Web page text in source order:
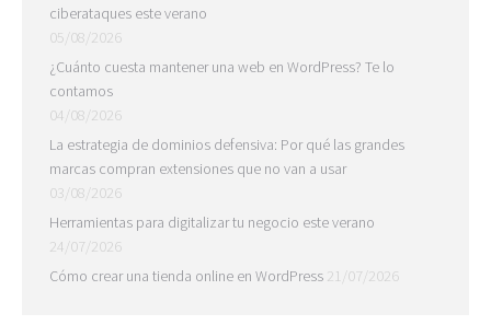
ciberataques este verano
05/08/2026
¿Cuánto cuesta mantener una web en WordPress? Te lo
contamos
04/08/2026
La estrategia de dominios defensiva: Por qué las grandes
marcas compran extensiones que no van a usar
03/08/2026
Herramientas para digitalizar tu negocio este verano
24/07/2026
Cómo crear una tienda online en WordPress 21/07/2026